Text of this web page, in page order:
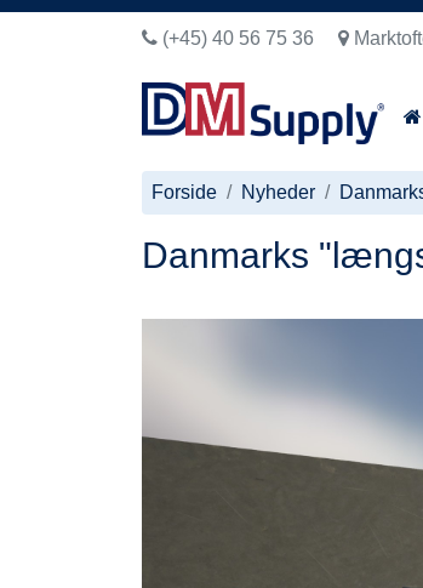
(+45) 40 56 75 36
Forside Nyheder
Danmarks